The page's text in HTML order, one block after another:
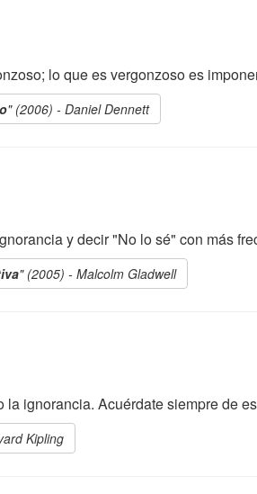
lo que es vergonzoso es
" (2006) - Daniel Dennett
y decir "No lo sé" con más
" (2005) - Malcolm Gladwell
la ignorancia. Acuérdate siempre de
Kipling